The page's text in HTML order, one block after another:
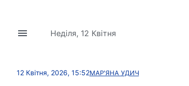
Неділя, 12 Квітня
12 Квітня, 2026, 15:52МАР'ЯНА УДИЧ